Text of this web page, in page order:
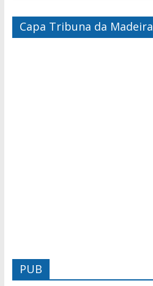
Capa Tribuna da Madeira
PUB